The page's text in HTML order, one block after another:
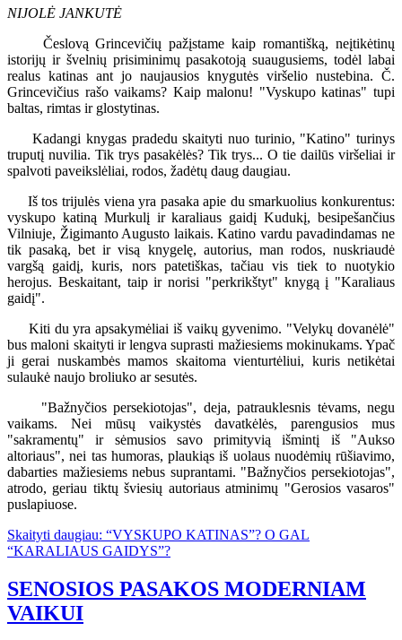
NIJOLĖ JANKUTĖ
Česlovą Grincevičių pažįstame kaip romantišką, neįtikėtinų
istorijų ir švelnių prisiminimų pasakotoją suaugusiems, todėl labai
realus katinas ant jo naujausios knygutės viršelio nustebina. Č.
Grincevičius rašo vaikams? Kaip malonu! "Vyskupo katinas" tupi
baltas, rimtas ir glostytinas.
Kadangi knygas pradedu skaityti nuo turinio, "Katino" turinys
truputį nuvilia. Tik trys pasakėlės? Tik trys... O tie dailūs viršeliai ir
spalvoti paveikslėliai, rodos, žadėtų daug daugiau.
Iš tos trijulės viena yra pasaka apie du smarkuolius konkurentus:
vyskupo katiną Murkulį ir karaliaus gaidį Kudukį, besipešančius
Vilniuje, Žigimanto Augusto laikais. Katino vardu pavadindamas ne
tik pasaką, bet ir visą knygelę, autorius, man rodos, nuskriaudė
vargšą gaidį, kuris, nors patetiškas, tačiau vis tiek to nuotykio
herojus. Beskaitant, taip ir norisi "perkrikštyt" knygą į "Karaliaus
gaidį".
Kiti du yra apsakymėliai iš vaikų gyvenimo. "Velykų dovanėlė"
bus maloni skaityti ir lengva suprasti mažiesiems mokinukams. Ypač
ji gerai nuskambės mamos skaitoma vienturtėliui, kuris netikėtai
sulaukė naujo broliuko ar sesutės.
"Bažnyčios persekiotojas", deja, patrauklesnis tėvams, negu
vaikams. Nei mūsų vaikystės davatkėlės, parengusios mus
"sakramentų" ir sėmusios savo primityvią išmintį iš "Aukso
altoriaus", nei tas humoras, plaukiąs iš uolaus nuodėmių rūšiavimo,
dabarties mažiesiems nebus suprantami. "Bažnyčios persekiotojas",
atrodo, geriau tiktų šviesių autoriaus atminimų "Gerosios vasaros"
puslapiuose.
Skaityti daugiau: “VYSKUPO KATINAS”? O GAL
“KARALIAUS GAIDYS”?
SENOSIOS PASAKOS MODERNIAM
VAIKUI